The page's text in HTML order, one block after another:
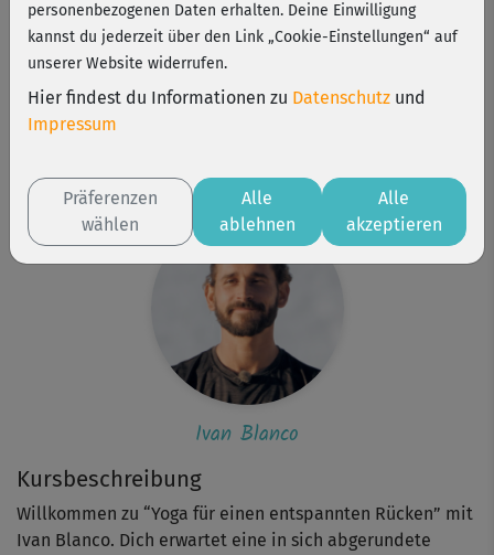
Kursbeschreibung
Willkommen zu ​“Yoga für einen entspannten Rücken”​ mit
Ivan Blanco. Dich erwartet eine in sich abgerundete
69 Min
183 kcal
Matte, Block
Rücken-Yoga
Ivan Blanco
personenbezogenen Daten erhalten. Deine Einwilligung
kannst du jederzeit über den Link „Cookie-Einstellungen“ auf
unserer Website widerrufen.
Hier findest du Informationen zu Datenschutz und
Impressum
Präferenzen
wählen
Alle
ablehnen
Alle
akzeptieren